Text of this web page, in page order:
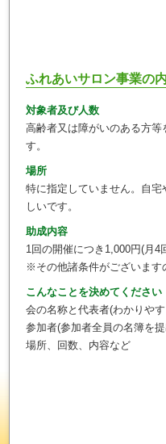
ふれあいサロン事業の
対象者及び人数
高齢者又は障がいのある方
す。
場所
特に指定していません。自
しいです。
助成内容
1回の開催につき1,000円(月4
※その他諸条件がございます
こんなことを決めてください
会の名称と代表者(わかりや
参加者(参加者全員の名簿を
場所、回数、内容など